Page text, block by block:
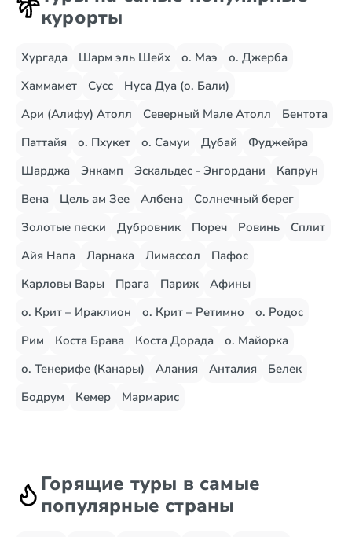
курорты
Хургада Шарм эль Шейх о. Маэ
о. Джерба
Хаммамет
Сусс
Нуса Дуа (о. Бали)
Ари (Алифу) Атолл
Северный Мале Атолл
Бентота
Паттайя
о. Пхукет о. Самуи Дубай
Фуджейра
Шарджа
Энкамп Эскальдес - Энгордани
Капрун
Вена
Цель ам Зее Албена
Солнечный берег
Золотые пески
Дубровник Пореч Ровинь
Сплит
Айя Напа
Ларнака Лимассол
Пафос
Карловы Вары
Прага Париж
Афины
о. Крит – Ираклион
о. Крит – Ретимно
о. Родос
Рим
Коста Брава Коста Дорада
о. Майорка
о. Тенерифе (Канары)
Алания Анталия
Белек
Бодрум
Кемер Мармарис
Горящие туры в самые
популярные страны